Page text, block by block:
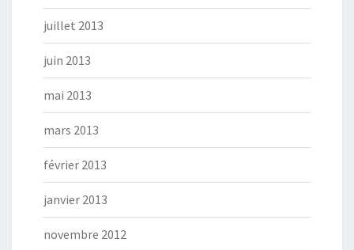
juillet 2013
juin 2013
mai 2013
mars 2013
février 2013
janvier 2013
novembre 2012